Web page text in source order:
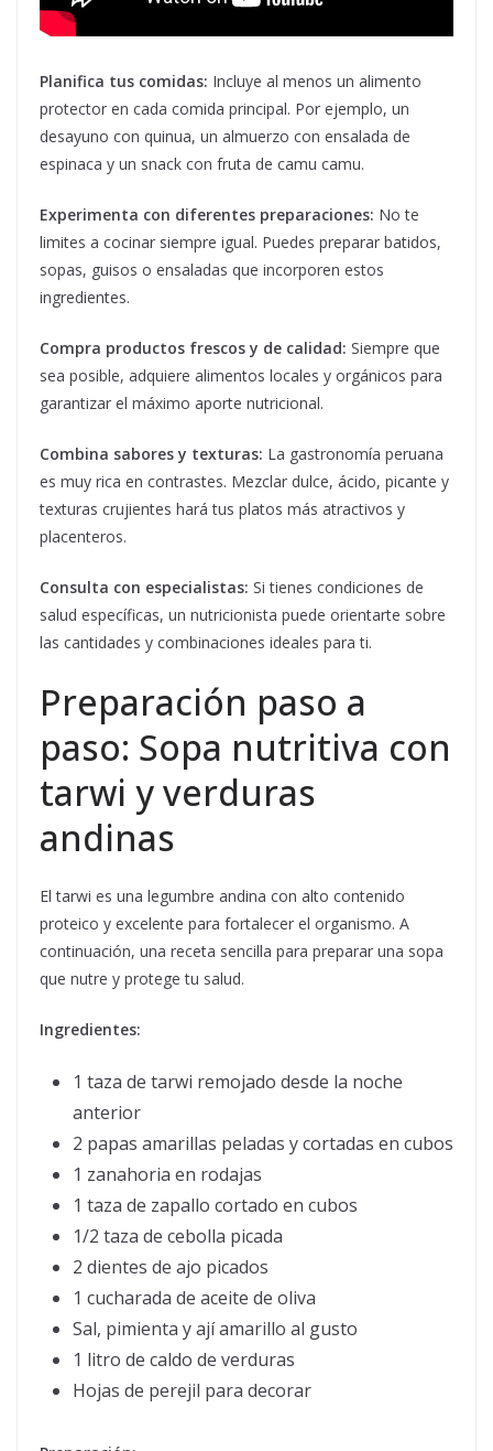
Planifica tus comidas: Incluye al menos un alimento
protector en cada comida principal. Por ejemplo, un
desayuno con quinua, un almuerzo con ensalada de
espinaca y un snack con fruta de camu camu.
Experimenta con diferentes preparaciones: No te
limites a cocinar siempre igual. Puedes preparar batidos,
sopas, guisos o ensaladas que incorporen estos
ingredientes.
Compra productos frescos y de calidad: Siempre que
sea posible, adquiere alimentos locales y orgánicos para
garantizar el máximo aporte nutricional.
Combina sabores y texturas: La gastronomía peruana
es muy rica en contrastes. Mezclar dulce, ácido, picante y
texturas crujientes hará tus platos más atractivos y
placenteros.
Consulta con especialistas: Si tienes condiciones de
salud específicas, un nutricionista puede orientarte sobre
las cantidades y combinaciones ideales para ti.
Preparación paso a
paso: Sopa nutritiva con
tarwi y verduras
andinas
El tarwi es una legumbre andina con alto contenido
proteico y excelente para fortalecer el organismo. A
continuación, una receta sencilla para preparar una sopa
que nutre y protege tu salud.
Ingredientes:
1 taza de tarwi remojado desde la noche
anterior
2 papas amarillas peladas y cortadas en cubos
1 zanahoria en rodajas
1 taza de zapallo cortado en cubos
1/2 taza de cebolla picada
2 dientes de ajo picados
1 cucharada de aceite de oliva
Sal, pimienta y ají amarillo al gusto
1 litro de caldo de verduras
Hojas de perejil para decorar